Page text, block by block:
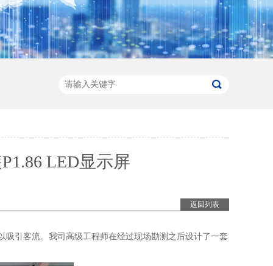
LED显示屏
返回列表
引客流。我司高级工程师在经过现场勘测之后设计了一套